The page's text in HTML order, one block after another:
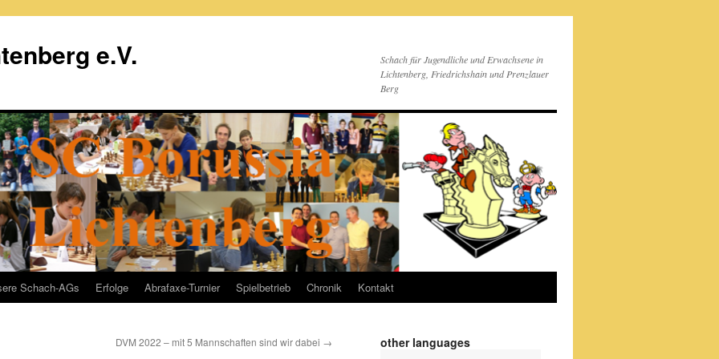
e.V.
Schach für Jugendliche und Erwachsene in
Lichtenberg, Friedrichshain und Prenzlauer
Berg
Schach-AGs Erfolge Abrafaxe-Turnier Spielbetrieb Chronik Kontakt
DVM 2022 – mit 5 Mannschaften sind wir dabei → other languages